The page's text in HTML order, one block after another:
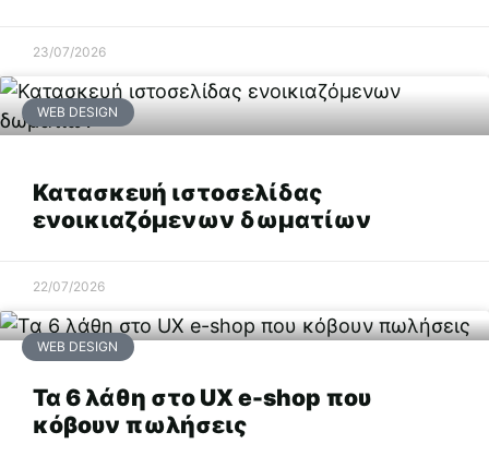
23/07/2026
WEB DESIGN
Κατασκευή ιστοσελίδας
ενοικιαζόμενων δωματίων
22/07/2026
WEB DESIGN
Τα 6 λάθη στο UX e-shop που
κόβουν πωλήσεις